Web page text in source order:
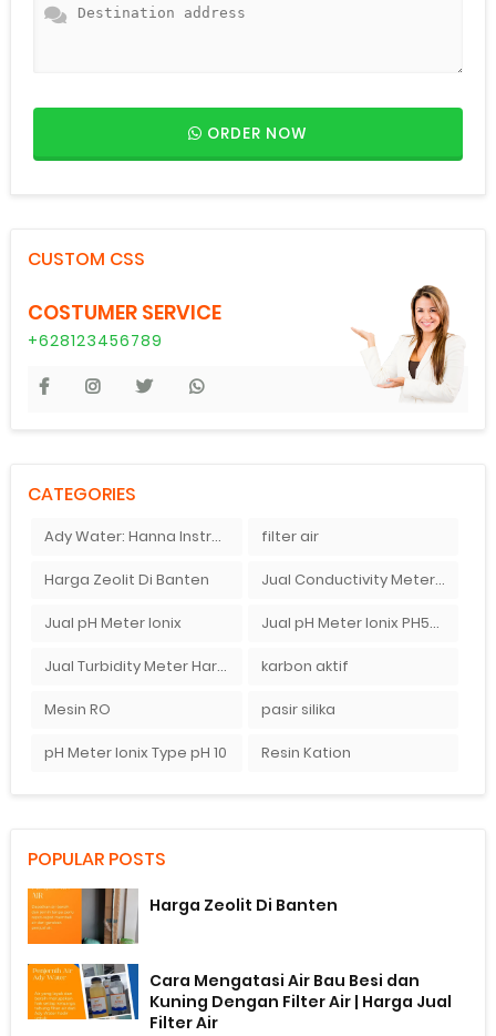
ORDER NOW
CUSTOM CSS
COSTUMER SERVICE
+628123456789
CATEGORIES
Ady Water: Hanna Instruments HI9126 filter air
Harga Zeolit Di Banten Jual Conductivity Meter Di Jakarta Pusat
Jual pH Meter Ionix Jual pH Meter Ionix PH50 Di Ady Water Bandung
Jual Turbidity Meter Harga Murah karbon aktif
Mesin RO pasir silika
pH Meter Ionix Type pH 10 Resin Kation
POPULAR POSTS
Harga Zeolit Di Banten
Cara Mengatasi Air Bau Besi dan
Kuning Dengan Filter Air | Harga Jual
Filter Air